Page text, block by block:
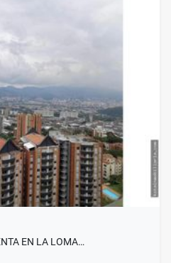
EN LA LOMA…